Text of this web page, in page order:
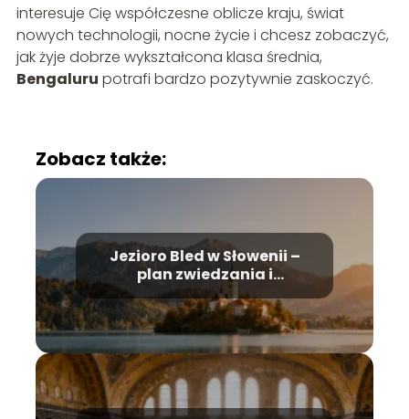
interesuje Cię współczesne oblicze kraju, świat
nowych technologii, nocne życie i chcesz zobaczyć,
jak żyje dobrze wykształcona klasa średnia,
Bengaluru potrafi bardzo pozytywnie zaskoczyć.
Zobacz także:
Jezioro Bled w Słowenii –
plan zwiedzania i
najważniejsze atrakcje